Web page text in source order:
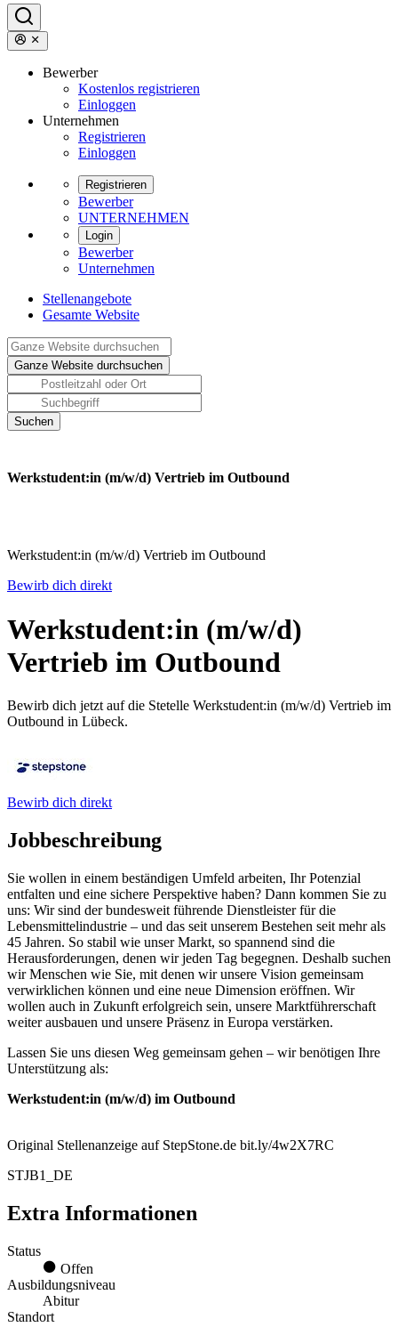
Bewerber
Kostenlos registrieren
Einloggen
Unternehmen
Registrieren
Einloggen
Registrieren
Bewerber
UNTERNEHMEN
Login
Bewerber
Unternehmen
Stellenangebote
Gesamte Website
Werkstudent:in (m/w/d) Vertrieb im Outbound
Werkstudent:in (m/w/d) Vertrieb im Outbound
Bewirb dich direkt
Werkstudent:in (m/w/d)
Vertrieb im Outbound
Bewirb dich jetzt auf die Stetelle Werkstudent:in (m/w/d) Vertrieb im
Outbound in Lübeck.
Bewirb dich direkt
Jobbeschreibung
Sie wollen in einem beständigen Umfeld arbeiten, Ihr Potenzial
entfalten und eine sichere Perspektive haben? Dann kommen Sie zu
uns: Wir sind der bundesweit führende Dienstleister für die
Lebensmittelindustrie – und das seit unserem Bestehen seit mehr als
45 Jahren. So stabil wie unser Markt, so spannend sind die
Herausforderungen, denen wir jeden Tag begegnen. Deshalb suchen
wir Menschen wie Sie, mit denen wir unsere Vision gemeinsam
verwirklichen können und eine neue Dimension eröffnen. Wir
wollen auch in Zukunft erfolgreich sein, unsere Marktführerschaft
weiter ausbauen und unsere Präsenz in Europa verstärken.
Lassen Sie uns diesen Weg gemeinsam gehen – wir benötigen Ihre
Unterstützung als:
Werkstudent:in (m/w/d) im Outbound
Original Stellenanzeige auf StepStone.de bit.ly/4w2X7RC
STJB1_DE
Extra Informationen
Status
Offen
Ausbildungsniveau
Abitur
Standort